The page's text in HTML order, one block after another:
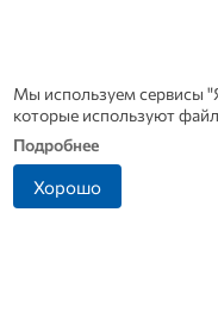
Мы используем сервисы
которые используют
Подробнее
Хорошо